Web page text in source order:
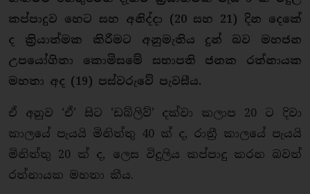
කප්පාදුව හෙට සහ අනිද්දා (20 සහ 21) දින දෙකේ
ද ක්‍රියාත්මක කිරීමට අනුමැතිය දුන් බව මහජන
උපයෝගිතා කොමිසමේ සභාපති ජනක රත්නායක
මහතා අද (19) පස්වරුවේ පැවසීය.
ඒ අනුව ‘ඒ’ සිට ‘ඩබ්ලිව්’ දක්වා කලාප 20 ට දිවා
කාලයේ පැයයි මිනිත්තු 40 ක් ද, රාත්‍රී කාලයේ පැයයි
මිනිත්තු 20 ක් ද, ලෙස විදුලිය කප්පාදු කරන බවත්
රත්නායක මහතා කීය.